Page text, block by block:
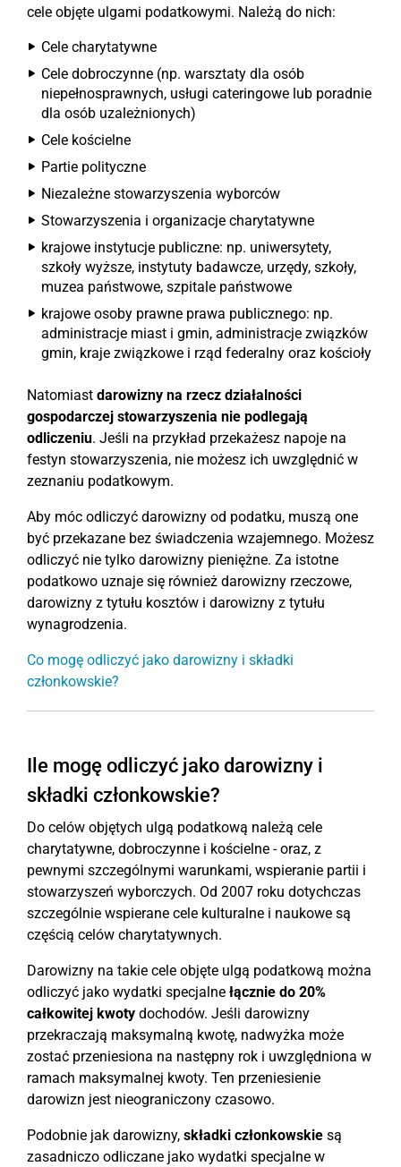
cele objęte ulgami podatkowymi. Należą do nich:
Cele charytatywne
Cele dobroczynne (np. warsztaty dla osób
niepełnosprawnych, usługi cateringowe lub poradnie
dla osób uzależnionych)
Cele kościelne
Partie polityczne
Niezależne stowarzyszenia wyborców
Stowarzyszenia i organizacje charytatywne
krajowe instytucje publiczne: np. uniwersytety,
szkoły wyższe, instytuty badawcze, urzędy, szkoły,
muzea państwowe, szpitale państwowe
krajowe osoby prawne prawa publicznego: np.
administracje miast i gmin, administracje związków
gmin, kraje związkowe i rząd federalny oraz kościoły
Natomiast darowizny na rzecz działalności
gospodarczej stowarzyszenia nie podlegają
odliczeniu. Jeśli na przykład przekażesz napoje na
festyn stowarzyszenia, nie możesz ich uwzględnić w
zeznaniu podatkowym.
Aby móc odliczyć darowizny od podatku, muszą one
być przekazane bez świadczenia wzajemnego. Możesz
odliczyć nie tylko darowizny pieniężne. Za istotne
podatkowo uznaje się również darowizny rzeczowe,
darowizny z tytułu kosztów i darowizny z tytułu
wynagrodzenia.
Co mogę odliczyć jako darowizny i składki
członkowskie?
Ile mogę odliczyć jako darowizny i
składki członkowskie?
Do celów objętych ulgą podatkową należą cele
charytatywne, dobroczynne i kościelne - oraz, z
pewnymi szczególnymi warunkami, wspieranie partii i
stowarzyszeń wyborczych. Od 2007 roku dotychczas
szczególnie wspierane cele kulturalne i naukowe są
częścią celów charytatywnych.
Darowizny na takie cele objęte ulgą podatkową można
odliczyć jako wydatki specjalne łącznie do 20%
całkowitej kwoty dochodów. Jeśli darowizny
przekraczają maksymalną kwotę, nadwyżka może
zostać przeniesiona na następny rok i uwzględniona w
ramach maksymalnej kwoty. Ten przeniesienie
darowizn jest nieograniczony czasowo.
Podobnie jak darowizny, składki członkowskie są
zasadniczo odliczane jako wydatki specjalne w